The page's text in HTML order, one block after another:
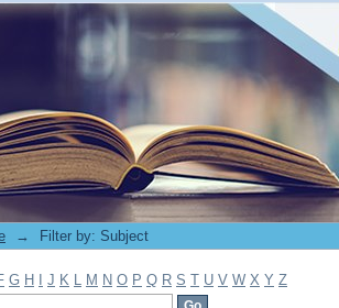
→ Filter by: Subject
G H J K L M N O P Q R S T U V W X Y Z